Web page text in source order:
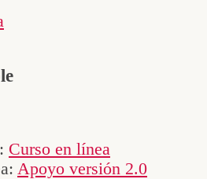
Curso en línea
Apoyo versión 2.0